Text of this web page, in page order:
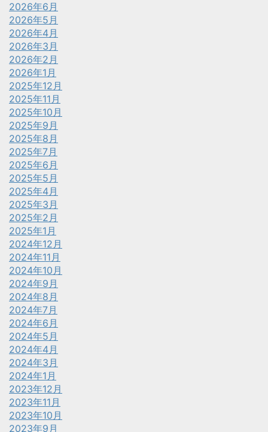
2026年6月
2026年5月
2026年4月
2026年3月
2026年2月
2026年1月
2025年12月
2025年11月
2025年10月
2025年9月
2025年8月
2025年7月
2025年6月
2025年5月
2025年4月
2025年3月
2025年2月
2025年1月
2024年12月
2024年11月
2024年10月
2024年9月
2024年8月
2024年7月
2024年6月
2024年5月
2024年4月
2024年3月
2024年1月
2023年12月
2023年11月
2023年10月
2023年9月